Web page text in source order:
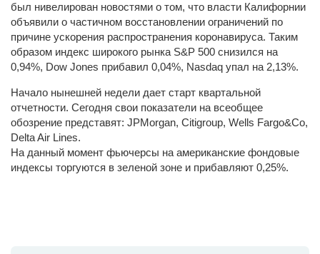
был нивелирован новостями о том, что власти Калифорнии
объявили о частичном восстановлении ограничений по
причине ускорения распространения коронавируса. Таким
образом индекс широкого рынка S&P 500 снизился на
0,94%, Dow Jones прибавил 0,04%, Nasdaq упал на 2,13%.
Начало нынешней недели дает старт квартальной
отчетности. Сегодня свои показатели на всеобщее
обозрение представят: JPMorgan, Citigroup, Wells Fargo&Co,
Delta Air Lines.
На данный момент фьючерсы на американские фондовые
индексы торгуются в зеленой зоне и прибавляют 0,25%.